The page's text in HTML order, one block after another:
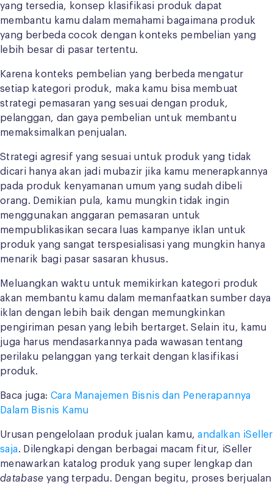
yang tersedia, konsep klasifikasi produk dapat
membantu kamu dalam memahami bagaimana produk
yang berbeda cocok dengan konteks pembelian yang
lebih besar di pasar tertentu.
Karena konteks pembelian yang berbeda mengatur
setiap kategori produk, maka kamu bisa membuat
strategi pemasaran yang sesuai dengan produk,
pelanggan, dan gaya pembelian untuk membantu
memaksimalkan penjualan.
Strategi agresif yang sesuai untuk produk yang tidak
dicari hanya akan jadi mubazir jika kamu menerapkannya
pada produk kenyamanan umum yang sudah dibeli
orang. Demikian pula, kamu mungkin tidak ingin
menggunakan anggaran pemasaran untuk
mempublikasikan secara luas kampanye iklan untuk
produk yang sangat terspesialisasi yang mungkin hanya
menarik bagi pasar sasaran khusus.
Meluangkan waktu untuk memikirkan kategori produk
akan membantu kamu dalam memanfaatkan sumber daya
iklan dengan lebih baik dengan memungkinkan
pengiriman pesan yang lebih bertarget. Selain itu, kamu
juga harus mendasarkannya pada wawasan tentang
perilaku pelanggan yang terkait dengan klasifikasi
produk.
Baca juga: Cara Manajemen Bisnis dan Penerapannya
Dalam Bisnis Kamu
Urusan pengelolaan produk jualan kamu,andalkan iSeller
saja. Dilengkapi dengan berbagai macam fitur, iSeller
menawarkan katalog produk yang super lengkap dan
database yang terpadu. Dengan begitu, proses berjualan